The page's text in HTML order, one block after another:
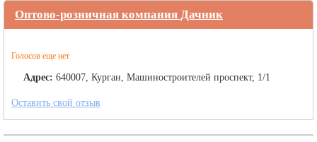
Оптово-розничная компания Дачник
Голосов еще нет
Адрес: 640007, Курган, Машиностроителей проспект, 1/1
Оставить свой отзыв